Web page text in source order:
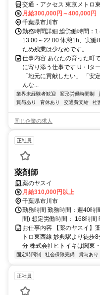
交通・アクセス 東京メトロ
月給300,000円～400,000円
千葉県市川市
勤務時間詳細 総労働時間：
13:00～22:00 休憩1h、実働
ため残業は少なめです。
仕事内容 あなたの育った町
に寄り添う仕事です U・Iタ
「地元に貢献したい」 「安
んな...
業界未経験者歓迎 変形労働時間制
賞与あり
育休あり 交通費支給 社
同じ企業の求人
正社員
薬剤師
薬のヤスイ
月給310,000円以上
千葉県市川市
勤務時間 勤務時間：週40時
間) 想定労働時間： 168時間
お仕事内容 【薬のヤスイ】
トロ東西線 妙典駅より徒歩
分 株式会社ヒトイキは関東
固定時間制 社会保険完備 賞与あり
正社員